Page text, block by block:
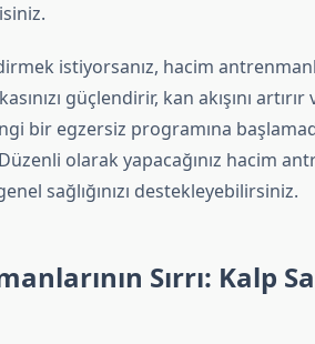
istiyorsanız, hacim
güçlendirir, kan akışını
bir egzersiz programına
olarak yapacağınız hacim
sağlığınızı destekleyebilirsiniz.
Sırrı: Kalp